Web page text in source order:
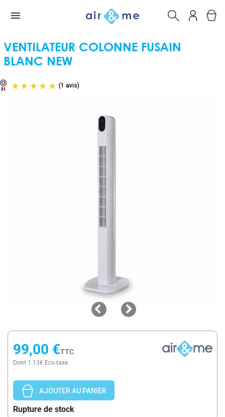
VENTILATEUR COLONNE FUSAIN
BLANC NEW
99,00 €TTC
Dont 1.13€ Eco-taxe
AJOUTER AU PANIER
Rupture de stock